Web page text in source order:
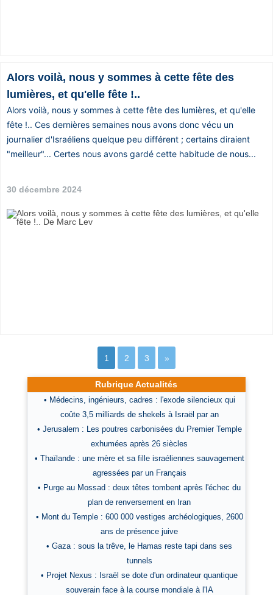
Alors voilà, nous y sommes à cette fête des
lumières, et qu'elle fête !..
Alors voilà, nous y sommes à cette fête des lumières, et qu'elle
fête !.. Ces dernières semaines nous avons donc vécu un
journalier d'Israéliens quelque peu différent ; certains diraient
"meilleur"... Certes nous avons gardé cette habitude de nous...
30 décembre 2024
1 2 3 »
Rubrique Actualités
• Médecins, ingénieurs, cadres : l'exode silencieux qui
coûte 3,5 milliards de shekels à Israël par an
• Jerusalem : Les poutres carbonisées du Premier Temple
exhumées après 26 siècles
• Thaïlande : une mère et sa fille israéliennes sauvagement
agressées par un Français
• Purge au Mossad : deux têtes tombent après l'échec du
plan de renversement en Iran
• Mont du Temple : 600 000 vestiges archéologiques, 2600
ans de présence juive
• Gaza : sous la trêve, le Hamas reste tapi dans ses
tunnels
• Projet Nexus : Israël se dote d'un ordinateur quantique
souverain face à la course mondiale à l'IA